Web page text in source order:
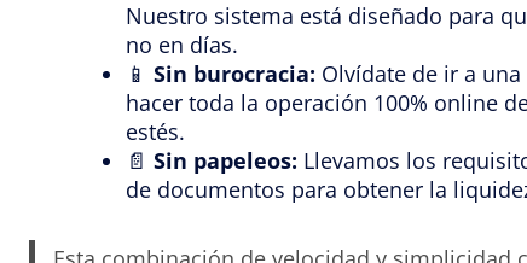
Nuestro sistema está diseñado para
no en días.
📱 Sin burocracia: Olvídate de ir a
hacer toda la operación 100% online
estés.
📄 Sin papeleos: Llevamos los
de documentos para obtener la